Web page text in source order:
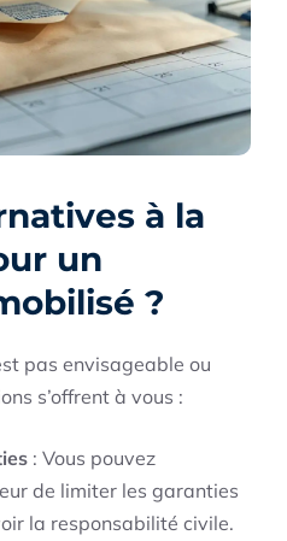
à la
un
?
pas envisageable ou
s’offrent à vous :
: Vous pouvez
de limiter les garanties
la responsabilité civile.